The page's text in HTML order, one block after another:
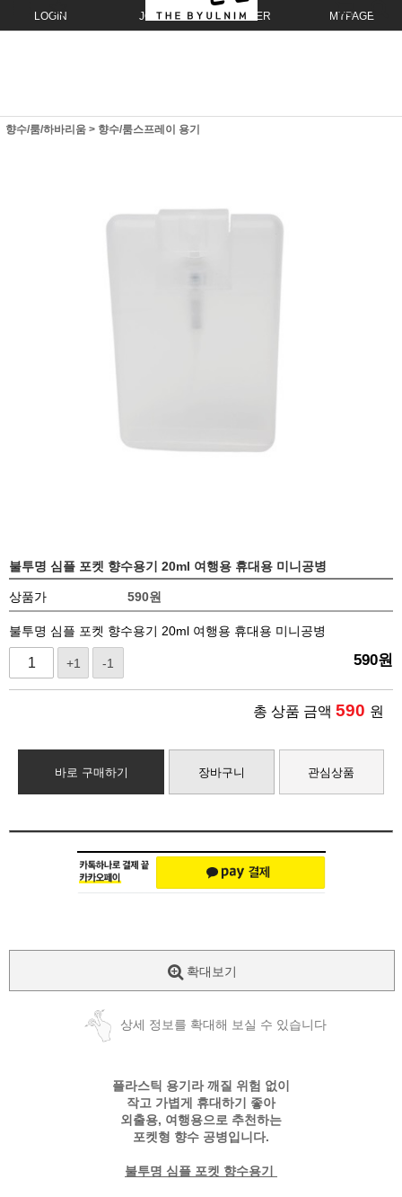
LOGIN JOIN ORDER MYPAGE
향수/룸/하바리움 > 향수/룸스프레이 용기
불투명 심플 포켓 향수용기 20ml 여행용 휴대용 미니공병
상품가 590원
불투명 심플 포켓 향수용기 20ml 여행용 휴대용 미니공병
+1 -1 590원
총 상품 금액 590 원
바로 구매하기 장바구니 관심상품
확대보기
상세 정보를 확대해 보실 수 있습니다
플라스틱 용기라 깨질 위험 없이
작고 가볍게 휴대하기 좋아
외출용, 여행용으로 추천하는
포켓형 향수 공병입니다.
불투명 심플 포켓 향수용기